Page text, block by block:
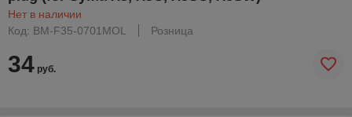
Нет в наличии
Код: BM-F35-0701MOL
Розница
34 руб.